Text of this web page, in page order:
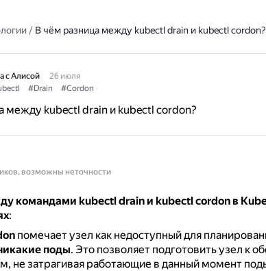
/ В чём разница между kubectl drain и kubectl cordon?
с Алисой
26 июля
#Drain #Cordon
между kubectl drain и kubectl cordon?
возможны неточности
командами kubectl drain и kubectl cordon в
:
помечает узел как недоступный для
поды. Это позволяет подготовить узел к
не затрагивая работающие в данный момент